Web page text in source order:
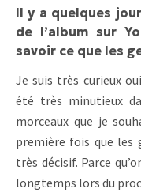
Il y a quelques
de l’album sur
savoir ce que les
Je suis très curieux
été très minutieux
morceaux que je
première fois que les
très décisif. Parce
longtemps lors du